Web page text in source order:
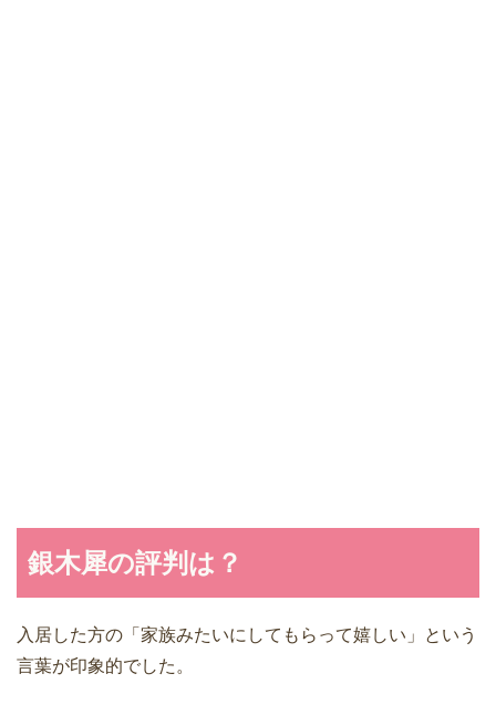
銀木犀の評判は？
入居した方の「家族みたいにしてもらって嬉しい」という
言葉が印象的でした。